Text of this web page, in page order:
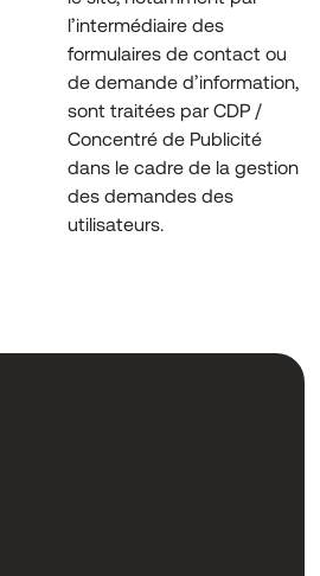
l’intermédiaire des
formulaires de contact ou
de demande d’information,
sont traitées par CDP /
Concentré de Publicité
dans le cadre de la gestion
des demandes des
utilisateurs.